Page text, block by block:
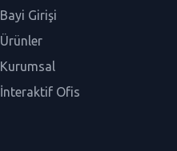
Bayi Girişi
Ürünler
Kurumsal
İnteraktif Ofis